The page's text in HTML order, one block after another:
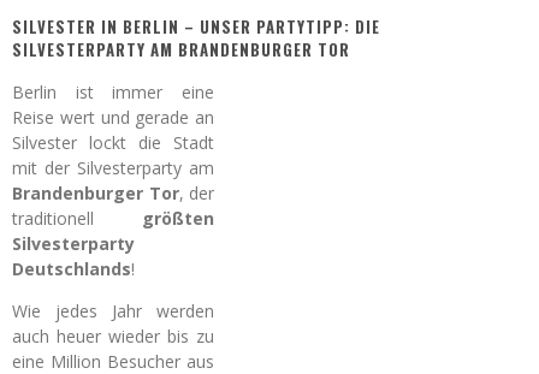
SILVESTER IN BERLIN – UNSER PARTYTIPP: DIE
SILVESTERPARTY AM BRANDENBURGER TOR
Berlin ist immer eine
Reise wert und gerade an
Silvester lockt die Stadt
mit der Silvesterparty am
Brandenburger Tor, der
traditionell
größten
Silvesterparty
Deutschlands!
Wie jedes Jahr werden
auch heuer wieder bis zu
eine Million Besucher aus